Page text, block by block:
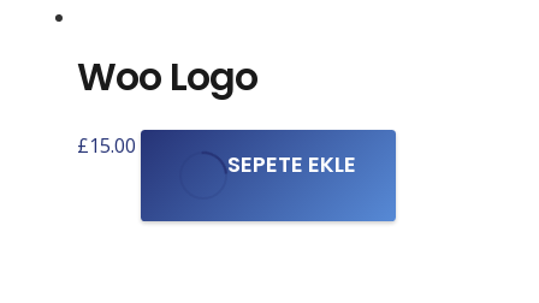
Woo Logo
£15.00
SEPETE EKLE